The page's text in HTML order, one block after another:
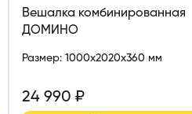
Вешалка комбинированная
ДОМИНО
Размер: 1000x2020x360 мм
24 990 ₽